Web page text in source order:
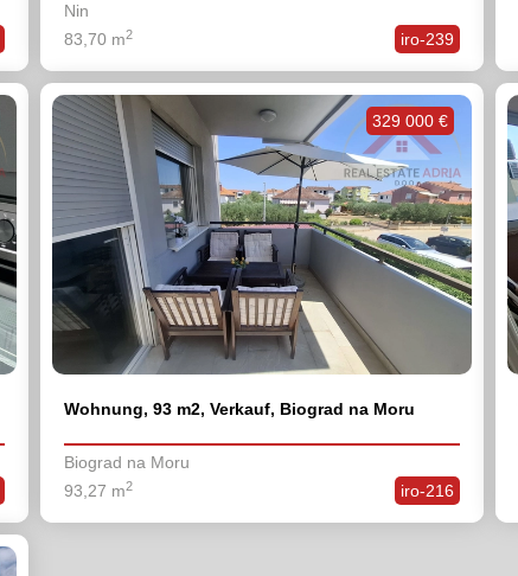
Nin
iro-239
83,70 m2
Wohnung, 93 m2, Verkauf, Biograd na Moru
Biograd na Moru
iro-216
93,27 m2
329 000 €